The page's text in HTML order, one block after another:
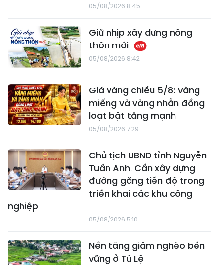
05/08/2026 8:45
Giữ nhịp xây dựng nông
thôn mới
05/08/2026 8:42
Giá vàng chiều 5/8: Vàng
miếng và vàng nhẫn đồng
loạt bật tăng mạnh
05/08/2026 7:29
Chủ tịch UBND tỉnh Nguyễn
Tuấn Anh: Cần xây dựng
đường găng tiến độ trong
triển khai các khu công
nghiệp
05/08/2026 5:10
Nền tảng giảm nghèo bền
vững ở Tú Lệ